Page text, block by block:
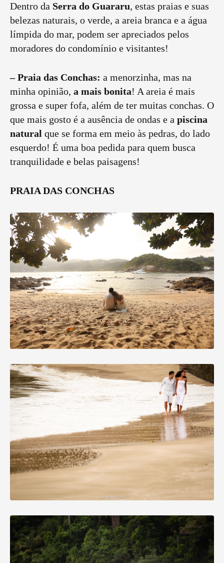
Dentro da Serra do Guararu, estas praias e suas
belezas naturais, o verde, a areia branca e a água
límpida do mar, podem ser apreciados pelos
moradores do condomínio e visitantes!
– Praia das Conchas: a menorzinha, mas na
minha opinião, a mais bonita! A areia é mais
grossa e super fofa, além de ter muitas conchas. O
que mais gosto é a ausência de ondas e a piscina
natural que se forma em meio às pedras, do lado
esquerdo! É uma boa pedida para quem busca
tranquilidade e belas paisagens!
PRAIA DAS CONCHAS